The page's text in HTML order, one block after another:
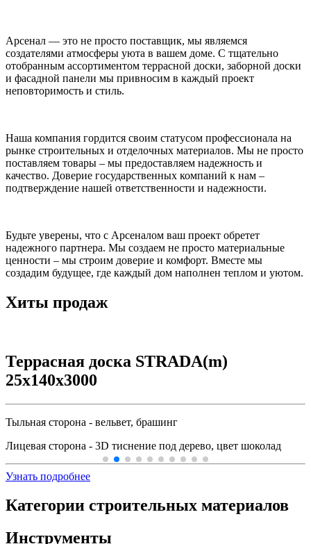
Арсенал — это не просто поставщик, мы являемся
создателями атмосферы уюта в вашем доме. С тщательно
отобранным ассортиментом террасной доски, заборной доски
и фасадной панели мы привносим в каждый проект
неповторимость и стиль.
Наша компания гордится своим статусом профессионала на
рынке строительных и отделочных материалов. Мы не просто
поставляем товары – мы предоставляем надежность и
качество. Доверие государственных компаний к нам –
подтверждение нашей ответственности и надежности.
Будьте уверены, что с Арсеналом ваш проект обретет
надежного партнера. Мы создаем не просто материальные
ценности – мы строим доверие и комфорт. Вместе мы
создадим будущее, где каждый дом наполнен теплом и уютом.
Хиты продаж
Террасная доска STRADA(m)
25x140x3000
Тыльная сторона - вельвет, брашинг
Лицевая сторона - 3D тиснение под дерево, цвет шоколад
Узнать подробнее
Категории строительных материалов
Инструменты